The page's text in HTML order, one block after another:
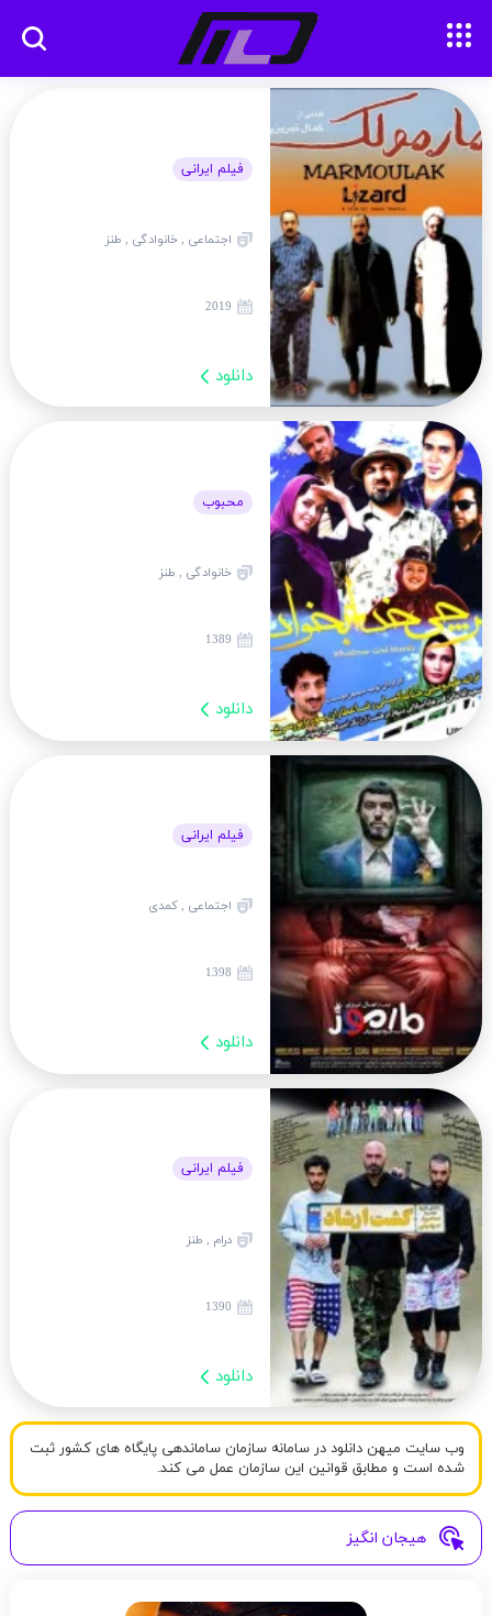
فیلم ایرانی
اجتماعی , خانوادگی , طنز
2019
دانلود
محبوب
خانوادگی , طنز
1389
دانلود
فیلم ایرانی
اجتماعی , کمدی
1398
دانلود
فیلم ایرانی
درام , طنز
1390
دانلود
وب سایت میهن دانلود در سامانه سازمان ساماندهی پایگاه های کشور ثبت
شده است و مطابق قوانین این سازمان عمل می کند.
هیجان انگیز